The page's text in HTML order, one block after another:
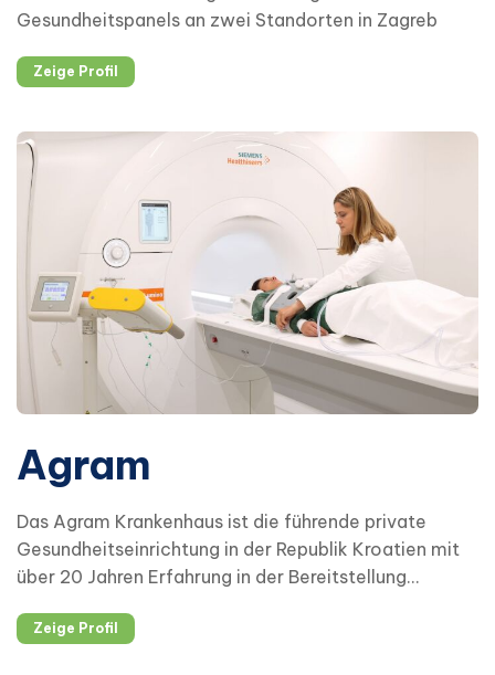
Gesundheitspanels an zwei Standorten in Zagreb
Zeige Profil
Agram
Das Agram Krankenhaus ist die führende private
Gesundheitseinrichtung in der Republik Kroatien mit
über 20 Jahren Erfahrung in der Bereitstellung
Einrichtung basiert auf medizinischer Exzellenz und
Zeige Profil